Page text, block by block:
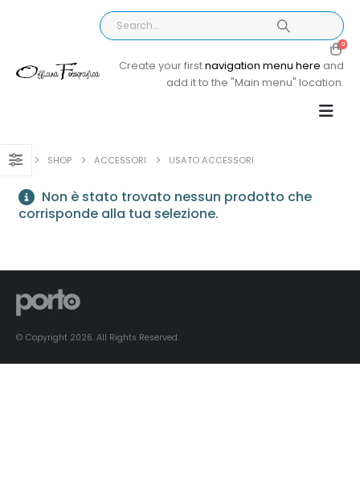
0
Create your firstnavigation menu here and
add it to the "Main menu" location.
SHOP ACCESSORI USATO ACCESSORI
Non è stato trovato nessun prodotto che
corrisponde alla tua selezione.
© Copyright 2026. All Rights Reserved.